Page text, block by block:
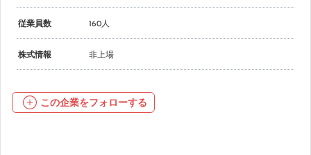
従業員数 160人
株式情報 非上場
この企業をフォローする